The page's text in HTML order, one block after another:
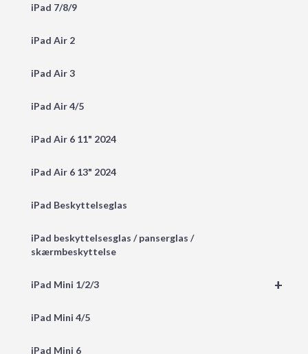
iPad 7/8/9
iPad Air 2
iPad Air 3
iPad Air 4/5
iPad Air 6 11" 2024
iPad Air 6 13" 2024
iPad Beskyttelseglas
iPad beskyttelsesglas / panserglas /
skærmbeskyttelse
+
iPad Mini 1/2/3
iPad Mini 4/5
iPad Mini 6